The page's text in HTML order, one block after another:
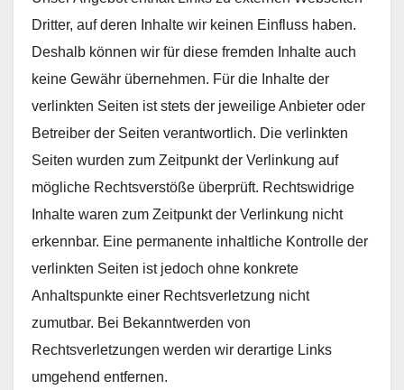
Dritter, auf deren Inhalte wir keinen Einfluss haben.
Deshalb können wir für diese fremden Inhalte auch
keine Gewähr übernehmen. Für die Inhalte der
verlinkten Seiten ist stets der jeweilige Anbieter oder
Betreiber der Seiten verantwortlich. Die verlinkten
Seiten wurden zum Zeitpunkt der Verlinkung auf
mögliche Rechtsverstöße überprüft. Rechtswidrige
Inhalte waren zum Zeitpunkt der Verlinkung nicht
erkennbar. Eine permanente inhaltliche Kontrolle der
verlinkten Seiten ist jedoch ohne konkrete
Anhaltspunkte einer Rechtsverletzung nicht
zumutbar. Bei Bekanntwerden von
Rechtsverletzungen werden wir derartige Links
umgehend entfernen.